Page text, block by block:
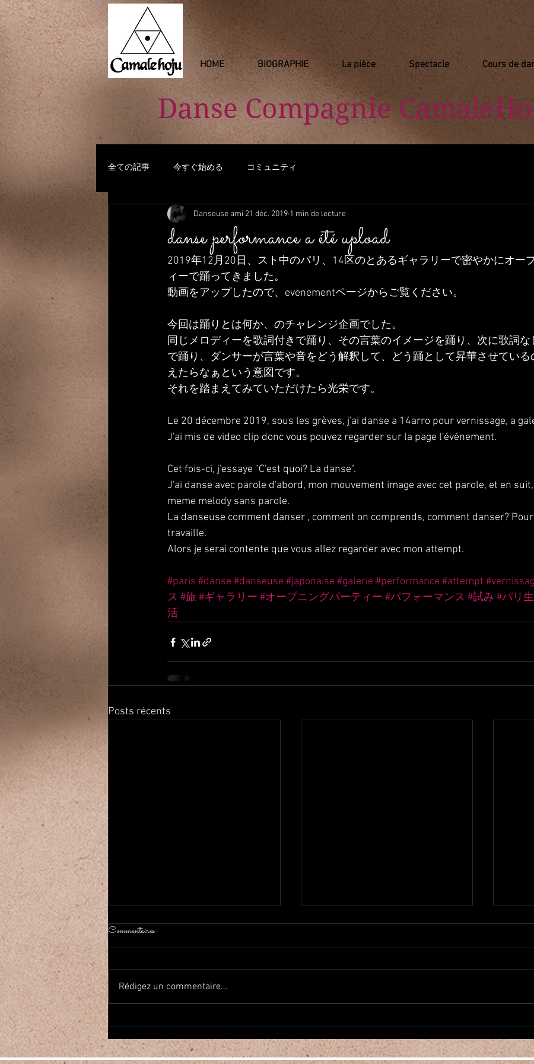
HOME BIOGRAPHIE La pièce Spectacle Cours de
Danse Compagnie
全ての記事 今すぐ始める コミュニティ
danse performance a été upload
Danseuse ami 21 déc. 2019 1 min de lecture
2019年12月20日、スト中のパリ、14区のとあるギャラリーで密やかにオー
ィーで踊ってきました。
動画をアップしたので、evenementページからご覧ください。
今回は踊りとは何か、のチャレンジ企画でした。
同じメロディーを歌詞付きで踊り、その言葉のイメージを踊り、次に歌詞
で踊り、ダンサーが言葉や音をどう解釈して、どう踊として昇華させている
えたらなぁという意図です。
それを踏まえてみていただけたら光栄です。
Le 20 décembre 2019, sous les grèves, j'ai danse a 14arro pour vernissage, a
J'ai mis de video clip donc vous pouvez regarder sur la page l'événement.
Cet fois-ci, j'essaye "C'est quoi? La danse".
J'ai danse avec parole d'abord, mon mouvement image avec cet parole, et en
meme melody sans parole.
La danseuse comment danser , comment on comprends, comment danser?
travaille.
Alors je serai contente que vous allez regarder avec mon attempt.
#paris #danse #danseuse #japonaise #galerie #performance #attempt
ス #旅 #ギャラリー #オープニングパーティー #パフォーマンス #試み #パリ
活
Posts récents
2026年春Haflaしました On a
fait la fête de la danse orientale!
新作1984がローンチ Nouvelle
Pièce 1984 a été démarré
2026年、明けましておめでとう
ますので今後ともどうぞよろしく
お願いいたします。 さて、ジョ
ージ・オーウェル著1984を題材
こん
た！
時半
れば
Commentaires
Rédigez un commentaire...